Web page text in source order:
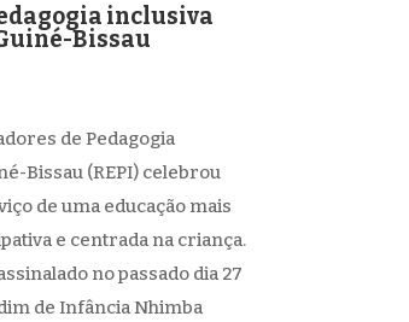
inclusiva
Bissau
de Pedagogia
Bissau (REPI) celebrou
de uma educação mais
e centrada na criança.
no passado dia 27
de Infância Nhimba